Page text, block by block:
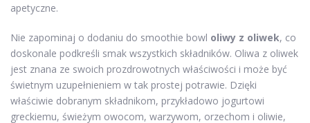
apetyczne.
Nie zapominaj o dodaniu do smoothie bowl oliwy z oliwek, co
doskonale podkreśli smak wszystkich składników. Oliwa z oliwek
jest znana ze swoich prozdrowotnych właściwości i może być
świetnym uzupełnieniem w tak prostej potrawie. Dzięki
właściwie dobranym składnikom, przykładowo jogurtowi
greckiemu, świeżym owocom, warzywom, orzechom i oliwie,